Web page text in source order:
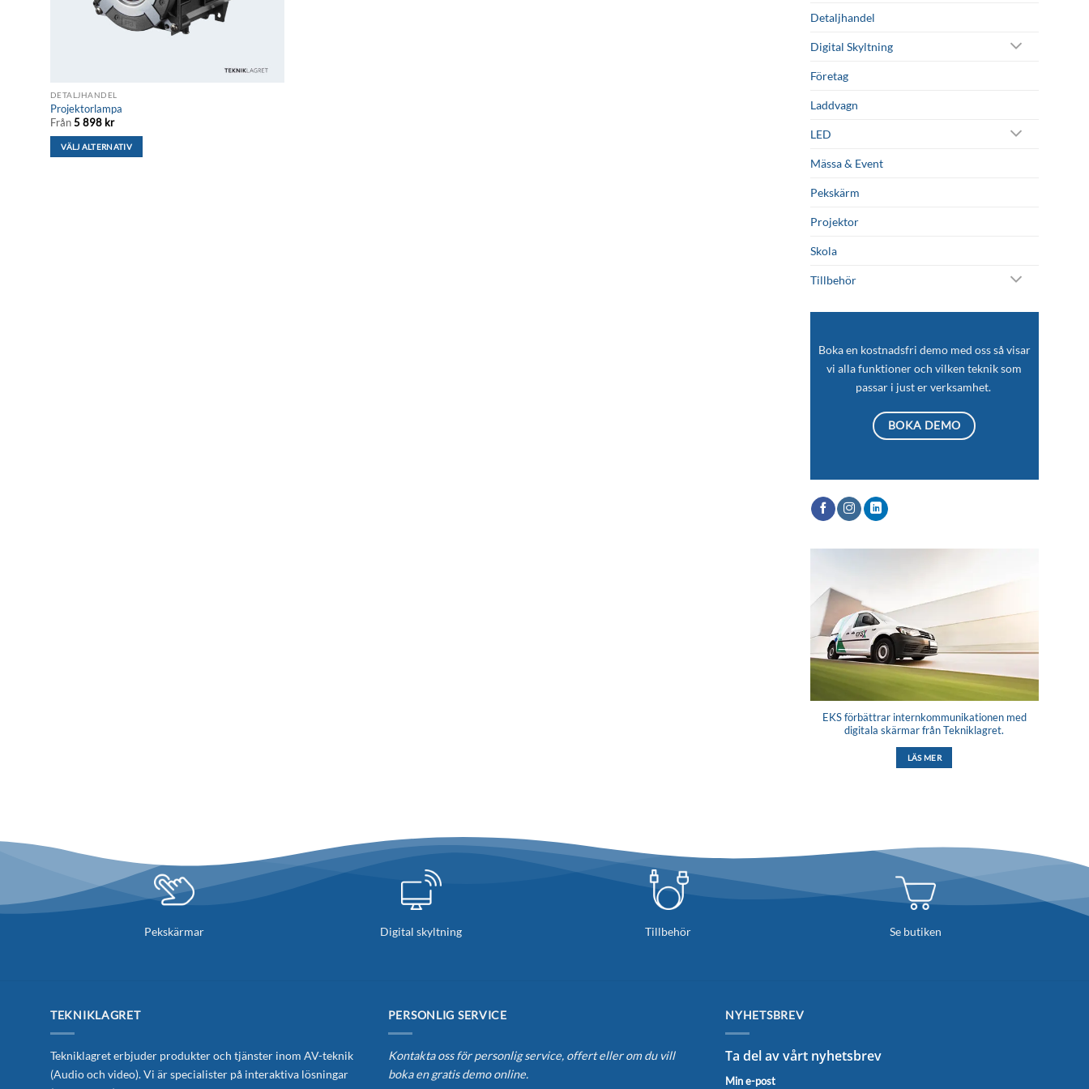
DETALJHANDEL
Projektorlampa
Från5 898 kr
VÄLJ ALTERNATIV
Detaljhandel
Digital Skyltning
Företag
Laddvagn
LED
Mässa & Event
Pekskärm
Projektor
Skola
Tillbehör
Boka en kostnadsfri demo med oss så visar
vi alla funktioner och vilken teknik som
passar i just er verksamhet.
BOKA DEMO
EKS förbättrar internkommunikationen med
digitala skärmar från Tekniklagret.
LÄS MER
Pekskärmar Digital skyltning Tillbehör Se butiken
TEKNIKLAGRET
Tekniklagret erbjuder produkter och tjänster inom AV-teknik
(Audio och video). Vi är specialister på interaktiva lösningar
PERSONLIG SERVICE
Kontakta oss för personlig service, offert eller om du vill
boka en gratis demo online.
NYHETSBREV
Ta del av vårt nyhetsbrev
Min e-post